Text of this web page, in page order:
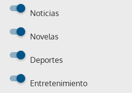
Noticias
Novelas
Deportes
Entretenimiento